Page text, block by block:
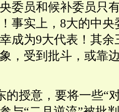
委员和候补委员只
事实上，8大的中
成为9大代表！其
，受到批斗，或靠
的授意，要将一些“